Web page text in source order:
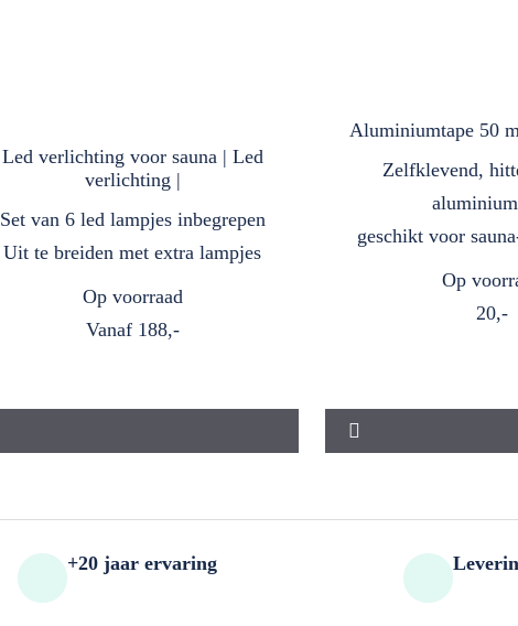
Led verlichting voor sauna | Led
verlichting |
Set van 6 led lampjes inbegrepen
Uit te breiden met extra lampjes
Op voorraad
Vanaf 188,-
Aluminiumtape 50
Zelfklevend,
geschikt voor
Op
20,-
+20 jaar ervaring